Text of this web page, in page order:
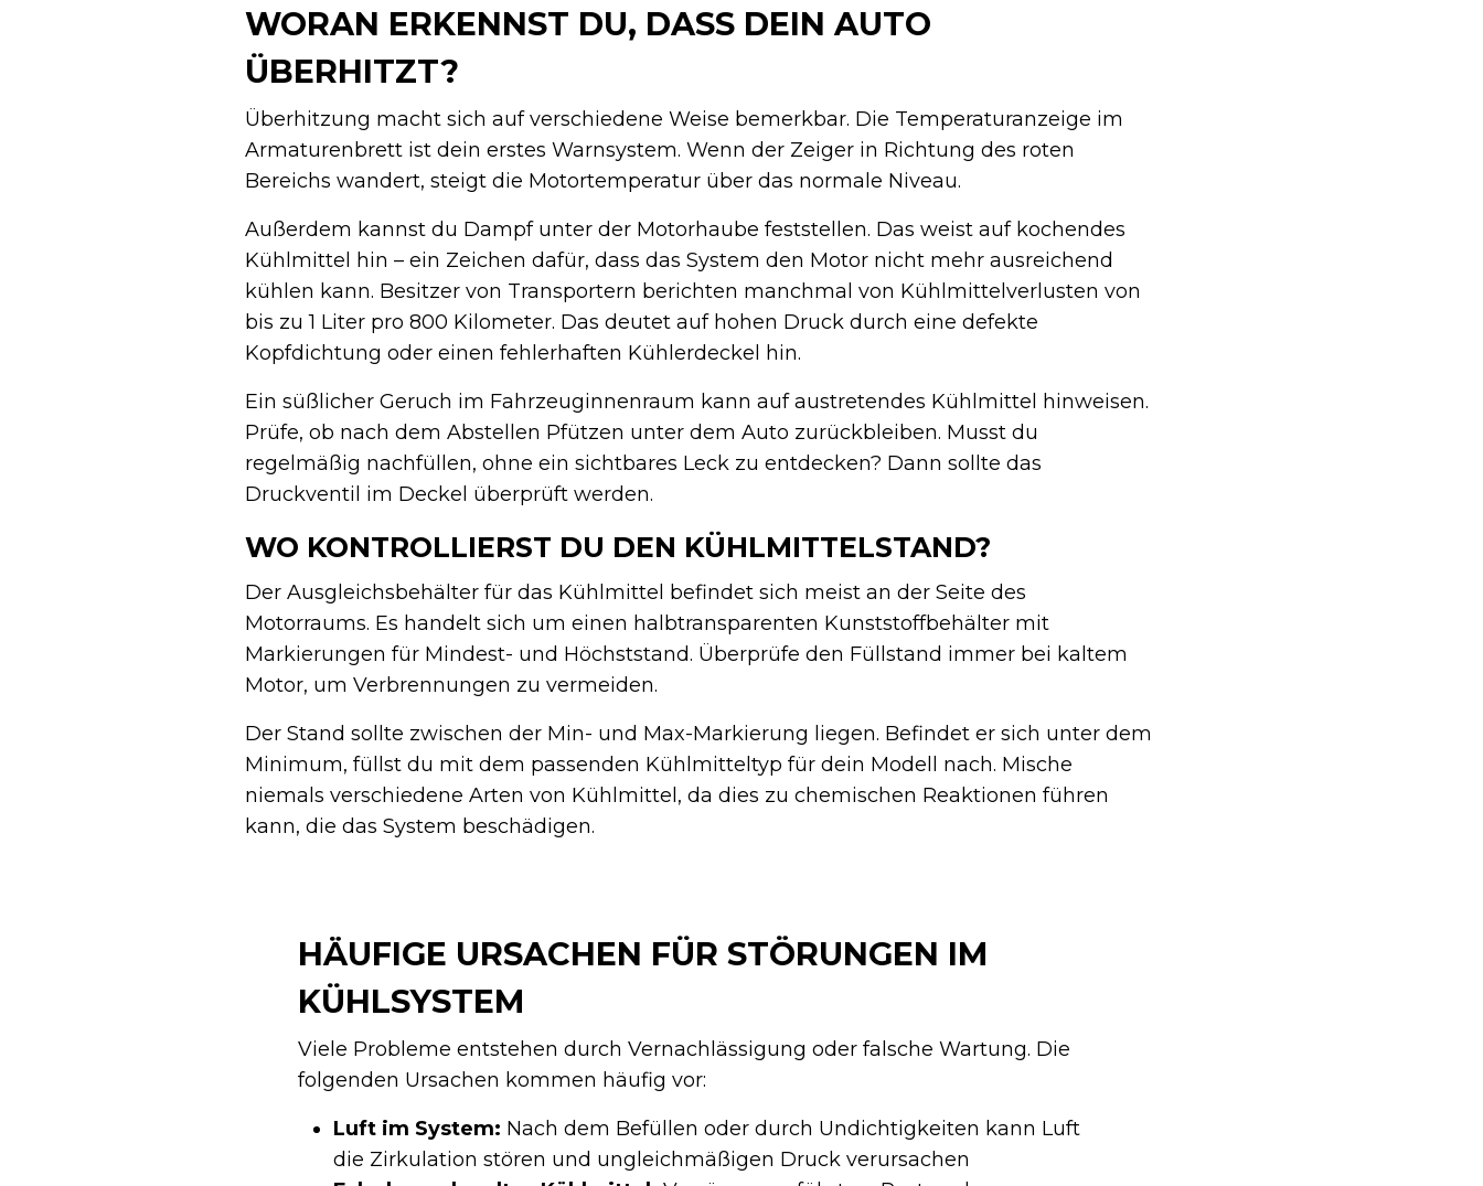
WORAN ERKENNST DU, DASS DEIN AUTO
ÜBERHITZT?
Überhitzung macht sich auf verschiedene Weise bemerkbar. Die Temperaturanzeige im
Armaturenbrett ist dein erstes Warnsystem. Wenn der Zeiger in Richtung des roten
Bereichs wandert, steigt die Motortemperatur über das normale Niveau.
Außerdem kannst du Dampf unter der Motorhaube feststellen. Das weist auf kochendes
Kühlmittel hin – ein Zeichen dafür, dass das System den Motor nicht mehr ausreichend
kühlen kann. Besitzer von Transportern berichten manchmal von Kühlmittelverlusten von
bis zu 1 Liter pro 800 Kilometer. Das deutet auf hohen Druck durch eine defekte
Kopfdichtung oder einen fehlerhaften Kühlerdeckel hin.
Ein süßlicher Geruch im Fahrzeuginnenraum kann auf austretendes Kühlmittel hinweisen.
Prüfe, ob nach dem Abstellen Pfützen unter dem Auto zurückbleiben. Musst du
regelmäßig nachfüllen, ohne ein sichtbares Leck zu entdecken? Dann sollte das
Druckventil im Deckel überprüft werden.
WO KONTROLLIERST DU DEN KÜHLMITTELSTAND?
Der Ausgleichsbehälter für das Kühlmittel befindet sich meist an der Seite des
Motorraums. Es handelt sich um einen halbtransparenten Kunststoffbehälter mit
Markierungen für Mindest- und Höchststand. Überprüfe den Füllstand immer bei kaltem
Motor, um Verbrennungen zu vermeiden.
Der Stand sollte zwischen der Min- und Max-Markierung liegen. Befindet er sich unter dem
Minimum, füllst du mit dem passenden Kühlmitteltyp für dein Modell nach. Mische
niemals verschiedene Arten von Kühlmittel, da dies zu chemischen Reaktionen führen
kann, die das System beschädigen.
HÄUFIGE URSACHEN FÜR STÖRUNGEN IM
KÜHLSYSTEM
Viele Probleme entstehen durch Vernachlässigung oder falsche Wartung. Die
folgenden Ursachen kommen häufig vor:
Luft im System: Nach dem Befüllen oder durch Undichtigkeiten kann Luft
die Zirkulation stören und ungleichmäßigen Druck verursachen